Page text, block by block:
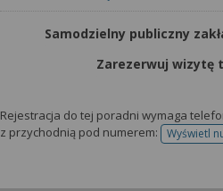
Samodzielny publiczny
Zarezerwuj wizytę
Rejestracja do tej poradni wymaga
z przychodnią pod numerem:
Wyświetl